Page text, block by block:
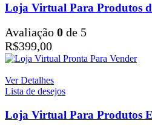
Loja Virtual Para Produtos
Avaliação 0 de 5
R$399,00
Ver Detalhes
Lista de desejos
Loja Virtual Para Produtos